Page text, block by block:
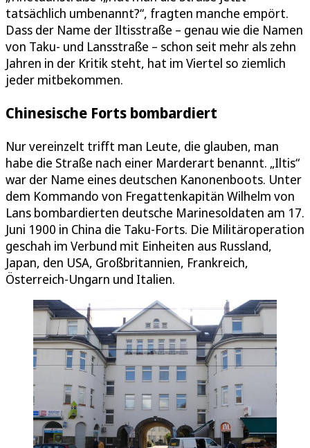
tatsächlich umbenannt?“, fragten manche empört.
Dass der Name der Iltisstraße – genau wie die Namen
von Taku- und Lansstraße – schon seit mehr als zehn
Jahren in der Kritik steht, hat im Viertel so ziemlich
jeder mitbekommen.
Chinesische Forts bombardiert
Nur vereinzelt trifft man Leute, die glauben, man
habe die Straße nach einer Marderart benannt. „Iltis“
war der Name eines deutschen Kanonenboots. Unter
dem Kommando von Fregattenkapitän Wilhelm von
Lans bombardierten deutsche Marinesoldaten am 17.
Juni 1900 in China die Taku-Forts. Die Militäroperation
geschah im Verbund mit Einheiten aus Russland,
Japan, den USA, Großbritannien, Frankreich,
Österreich-Ungarn und Italien.